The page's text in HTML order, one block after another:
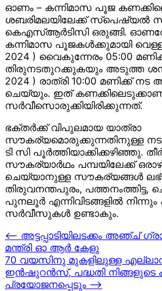
ഓണം – കന്നിമാസ പൂജ
ശബരിമലയിലേക്ക് സ്പെഷ്യൽ
കെഎസ്ആർടിസി ഒരുങ്ങി.
കന്നിമാസ പൂജകൾക്കുമായി
2024 ) വൈകുന്നേരം 05:00
തിരുനടതുറക്കുകയും അടുത്ത
2024 ) രാത്രി 10:00 മണിക്ക്
ചെയ്യും. ഇത്
സർവീസൊരുക്കിയിരിക്കുന്നത്.
ഭക്തർക്ക് വിപുലമായ യാത്രാ
സൗകര്യമൊരുക്കുന്നതിനുള്ള
ടി സി പൂർത്തിയാക്കിക്കഴിഞ്ഞു.
സൗകര്യാർഥം പമ്പയിലേക്ക്
ചെയ്യാനുള്ള സൗകര്യങ്ങൾ
തിരുവനന്തപുരം, പത്തനംത്തിട്ട,
പുനലൂർ എന്നിവിടങ്ങളിൽ നിന്നും
സർവീസുകൾ ഉണ്ടാകും.
Post
navigation
⟵ അട്ടപ്പാടിയിലടക്കം അഞ്ച്
മന്ത്രി ഓ ആർ കേളു
70 വയസിനു മുകളിലുള്ള
ഇന്‍ഷുറന്‍സ്, പദ്ധതി
പ്രയോജനപ്പെടും ⟶